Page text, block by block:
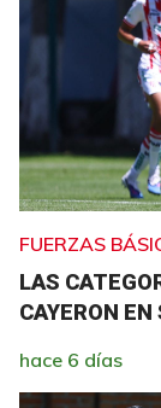
FUERZAS
LAS
CAYERON
hace 6 días